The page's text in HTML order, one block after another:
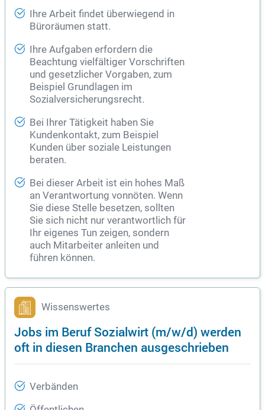
Ihre Arbeit findet überwiegend in
Büroräumen statt.
Ihre Aufgaben erfordern die
Beachtung vielfältiger Vorschriften
und gesetzlicher Vorgaben, zum
Beispiel Grundlagen im
Sozialversicherungsrecht.
Bei Ihrer Tätigkeit haben Sie
Kundenkontakt, zum Beispiel
Kunden über soziale Leistungen
beraten.
Bei dieser Arbeit ist ein hohes Maß
an Verantwortung vonnöten. Wenn
Sie diese Stelle besetzen, sollten
Sie sich nicht nur verantwortlich für
Ihr eigenes Tun zeigen, sondern
auch Mitarbeiter anleiten und
führen können.
Wissenswertes
Jobs im Beruf Sozialwirt (m/w/d) werden
oft in diesen Branchen ausgeschrieben
Verbänden